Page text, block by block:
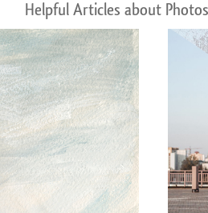
Helpful Articles about